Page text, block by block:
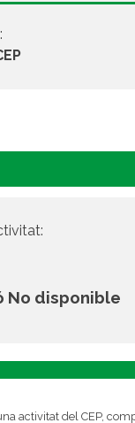
No disponible
activitat del CEP,